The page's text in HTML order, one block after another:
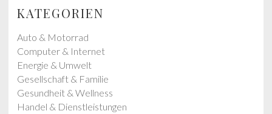
o
s
p
o
s
t
:
KATEGORIEN
Auto & Motorrad
Computer & Internet
Energie & Umwelt
Gesellschaft & Familie
Gesundheit & Wellness
Handel & Dienstleistungen